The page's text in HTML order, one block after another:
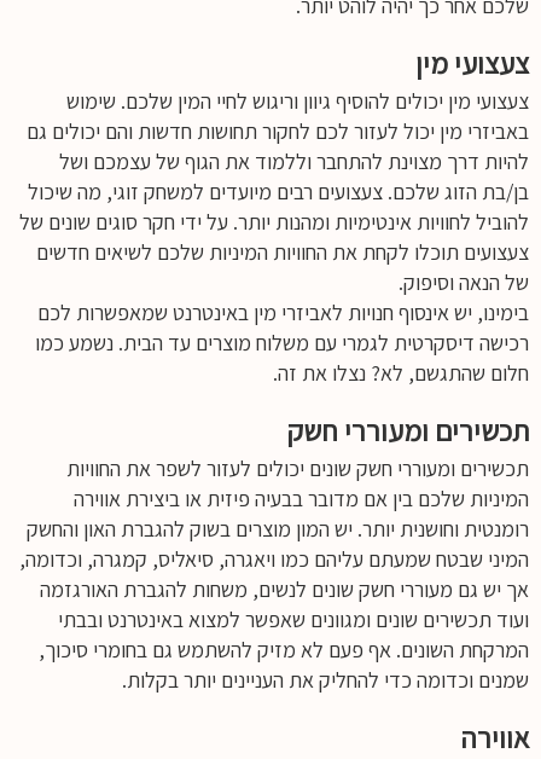
צעצועי מין
צעצועי מין יכולים להוסיף גיוון וריגוש לחיי המין שלכם. שימוש
באביזרי מין יכול לעזור לכם לחקור תחושות חדשות והם יכולים גם
להיות דרך מצוינת להתחבר וללמוד את הגוף של עצמכם ושל
בן/בת הזוג שלכם. צעצועים רבים מיועדים למשחק זוגי, מה שיכול
להוביל לחוויות אינטימיות ומהנות יותר. על ידי חקר סוגים שונים של
צעצועים תוכלו לקחת את החוויות המיניות שלכם לשיאים חדשים
של הנאה וסיפוק.
בימינו, יש אינסוף חנויות לאביזרי מין באינטרנט שמאפשרות לכם
רכישה דיסקרטית לגמרי עם משלוח מוצרים עד הבית. נשמע כמו
חלום שהתגשם, לא? נצלו את זה.
תכשירים ומעוררי חשק
תכשירים ומעוררי חשק שונים יכולים לעזור לשפר את החוויות
המיניות שלכם בין אם מדובר בבעיה פיזית או ביצירת אווירה
רומנטית וחושנית יותר. יש המון מוצרים בשוק להגברת האון והחשק
המיני שבטח שמעתם עליהם כמו ויאגרה, סיאליס, קמגרה, וכדומה,
אך יש גם מעוררי חשק שונים לנשים, משחות להגברת האורגזמה
ועוד תכשירים שונים ומגוונים שאפשר למצוא באינטרנט ובבתי
המרקחת השונים. אף פעם לא מזיק להשתמש גם בחומרי סיכוך,
שמנים וכדומה כדי להחליק את העניינים יותר בקלות.
אווירה